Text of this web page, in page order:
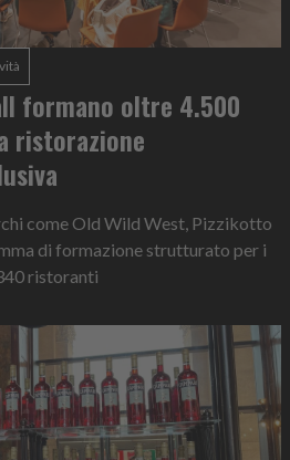
formano oltre 4.500
ristorazione
come Old Wild West, Pizzikotto
di formazione strutturato per i
ristoranti